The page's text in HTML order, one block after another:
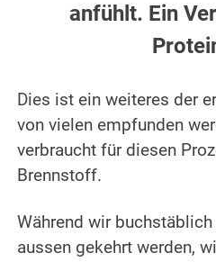
anfühlt. Ein
Dies ist ein weiteres der
von vielen empfunden
verbraucht für diesen
Brennstoff.
Während wir
aussen gekehrt werden,